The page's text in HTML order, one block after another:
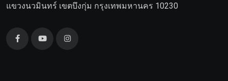
แขวงนวมินทร์ เขตบึงกุ่ม กรุงเทพมหานคร 10230